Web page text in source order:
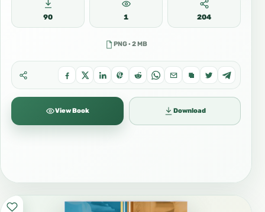
90 1 204
PNG · 2 MB
View Book Download